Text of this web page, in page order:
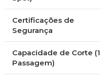
Certificações de
Segurança
Capacidade de Corte (1
Passagem)